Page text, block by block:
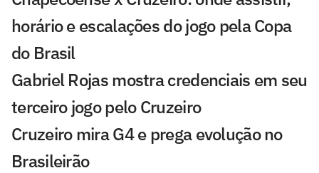
horário e escalações do jogo pela Copa
do Brasil
Gabriel Rojas mostra credenciais em seu
terceiro jogo pelo Cruzeiro
Cruzeiro mira G4 e prega evolução no
Brasileirão